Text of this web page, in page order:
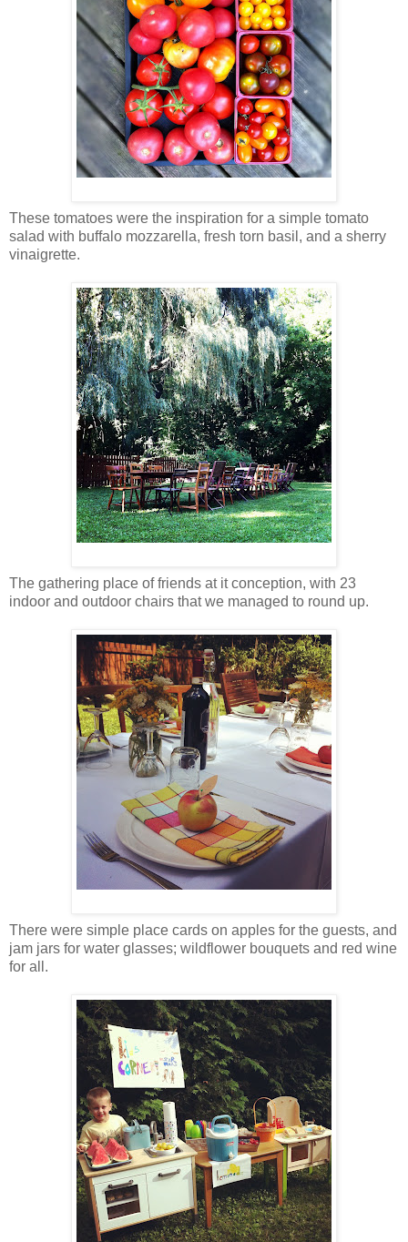
These tomatoes were the inspiration for a simple tomato
salad with buffalo mozzarella, fresh torn basil, and a sherry
vinaigrette.
The gathering place of friends at it conception, with 23
indoor and outdoor chairs that we managed to round up.
There were simple place cards on apples for the guests, and
jam jars for water glasses; wildflower bouquets and red wine
for all.